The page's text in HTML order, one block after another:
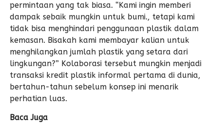
permintaan yang tak biasa. “Kami ingin memberi
dampak sebaik mungkin untuk bumi., tetapi kami
tidak bisa menghindari penggunaan plastik dalam
kemasan. Bisakah kami membayar kalian untuk
menghilangkan jumlah plastik yang setara dari
lingkungan?” Kolaborasi tersebut mungkin menjadi
transaksi kredit plastik informal pertama di dunia,
bertahun-tahun sebelum konsep ini menarik
perhatian luas.
Baca Juga